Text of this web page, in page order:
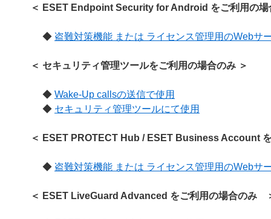
＜ ESET Endpoint Security for Android をご利用の場
◆ 盗難対策機能 または ライセンス管理用のWebサ
＜ セキュリティ管理ツールをご利用の場合のみ ＞
◆ Wake-Up callsの送信で使用
◆ セキュリティ管理ツールにて使用
＜ ESET PROTECT Hub / ESET Business Account
◆ 盗難対策機能 または ライセンス管理用のWebサ
＜ ESET LiveGuard Advanced をご利用の場合の